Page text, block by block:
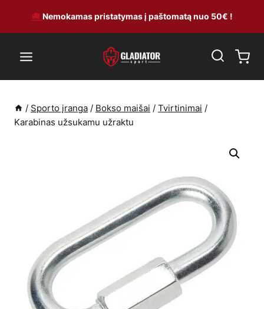
to
content
🚚 Nemokamas pristatymas į paštomatą nuo 50€ !
/ Sporto įranga / Bokso maišai / Tvirtinimai /
Karabinas užsukamu užraktu